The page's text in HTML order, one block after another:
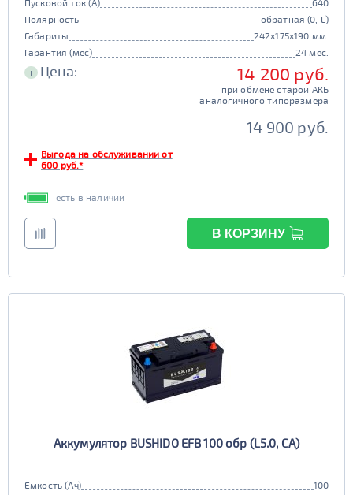
Пусковой ток (А)
640
Полярность
обратная (0, L)
Габариты
242x175x190 мм.
Гарантия (мес)
24 мес.
i Цена: 14 200 руб.
при обмене старой АКБ
аналогичного типоразмера
14 900 руб.
Выгода на обслуживании от
600 руб.*
есть в наличии
В КОРЗИНУ
Аккумулятор BUSHIDO EFB 100 обр (L5.0, CA)
Емкость (Ач)
100